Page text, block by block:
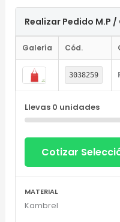
Selecciona el
Una Tinta
Marcado en un solo
Conserva los colores
Generar
Realizar Pedido M.P
Galería Cód.
3038259
Llevas 0 unidades
Cotizar
MATERIAL
Kambrel